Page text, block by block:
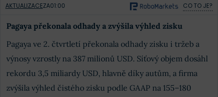
AKTUALIZACEZA01:00 CO TO JE?
Pagaya překonala odhady a zvýšila výhled zisku
Pagaya ve 2. čtvrtletí překonala odhady zisku i tržeb a
výnosy vzrostly na 387 milionů USD. Síťový objem dosáhl
rekordu 3,5 miliardy USD, hlavně díky autům, a firma
zvýšila výhled čistého zisku podle GAAP na 155–180